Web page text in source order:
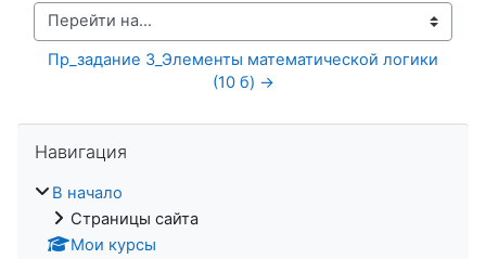
Перейти на...
Пр_задание 3_Элементы математической логики
(10 б) →
Навигация
В начало
Страницы сайта
Мои курсы